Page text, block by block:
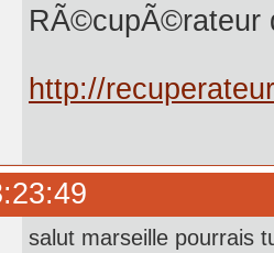
RÃ©cupÃ©rateur
http://
salut marseille pourrais